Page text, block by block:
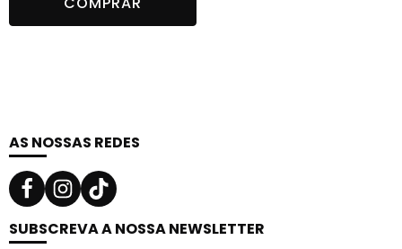
original
era:
atual
é:
AS NOSSAS REDES
SUBSCREVA A NOSSA NEWSLETTER